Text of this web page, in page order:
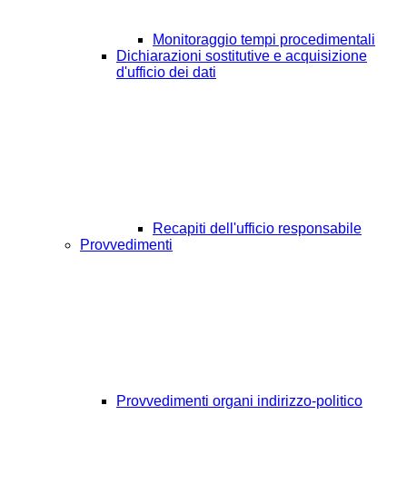
Monitoraggio tempi procedimentali
Dichiarazioni sostitutive e acquisizione
d'ufficio dei dati
Recapiti dell'ufficio responsabile
Provvedimenti
Provvedimenti organi indirizzo-politico